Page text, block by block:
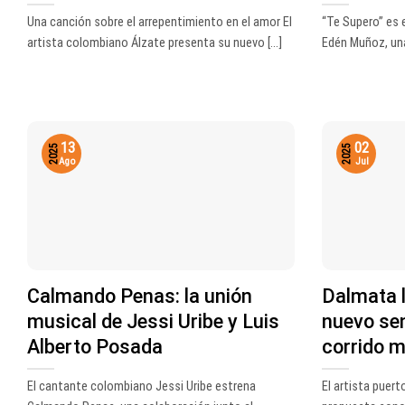
Una canción sobre el arrepentimiento en el amor El
artista colombiano Álzate presenta su nuevo [...]
“Te Supero”
Edén Muñoz,
Calmando Penas: la unión
musical de Jessi Uribe y Luis
Alberto Posada
El cantante colombiano Jessi Uribe estrena
13
Ago
2025
Dalmata
nuevo
corrido
El artista
02
Jul
2025